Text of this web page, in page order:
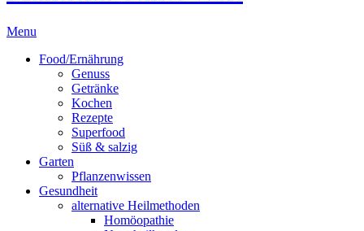
Menu
Food/Ernährung
Genuss
Getränke
Kochen
Rezepte
Superfood
Süß & salzig
Garten
Pflanzenwissen
Gesundheit
alternative Heilmethoden
Homöopathie